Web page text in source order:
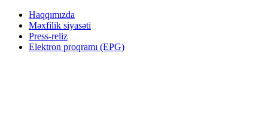
Haqqımızda
Məxfilik siyasəti
Press-reliz
Elektron proqramı (EPG)